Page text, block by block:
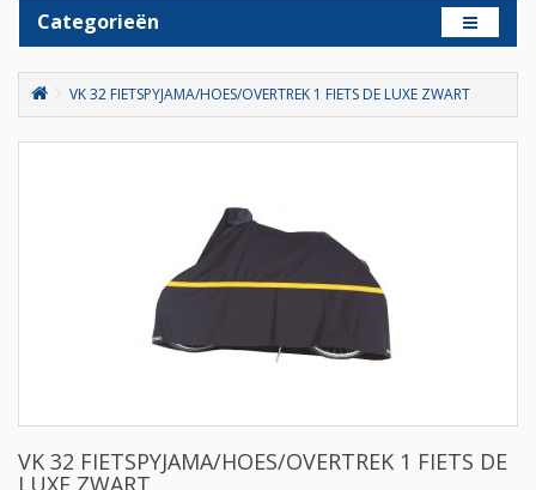
Categorieën
VK 32 FIETSPYJAMA/HOES/OVERTREK 1 FIETS DE LUXE ZWART
VK 32 FIETSPYJAMA/HOES/OVERTREK 1 FIETS DE